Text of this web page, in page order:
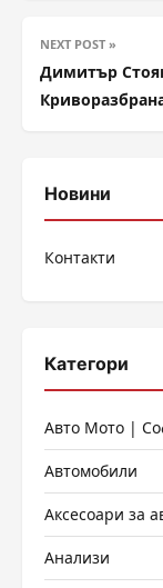
NEXT POST »
Димитър
Новини
Контакти
Категори
Авто Мото |
Автомобили
Аксесоари за
Анализи